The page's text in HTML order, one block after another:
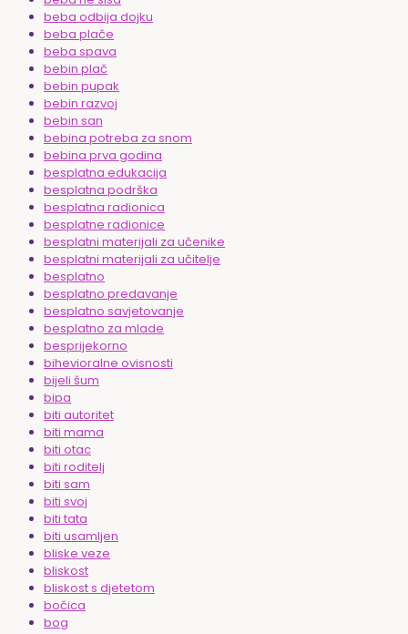
beba odbija dojku
beba plače
beba spava
bebin plač
bebin pupak
bebin razvoj
bebin san
bebina potreba za snom
bebina prva godina
besplatna edukacija
besplatna podrška
besplatna radionica
besplatne radionice
besplatni materijali za učenike
besplatni materijali za učitelje
besplatno
besplatno predavanje
besplatno savjetovanje
besplatno za mlade
besprijekorno
bihevioralne ovisnosti
bijeli šum
bipa
biti autoritet
biti mama
biti otac
biti roditelj
biti sam
biti svoj
biti tata
biti usamljen
bliske veze
bliskost
bliskost s djetetom
bočica
bog